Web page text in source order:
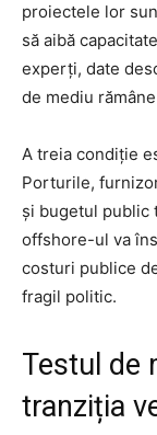
proiectele lor
să aibă
experți, date
de mediu
A treia condiție
Porturile,
și bugetul public
offshore-ul va
costuri publice
fragil politic.
Testul de
tranziția